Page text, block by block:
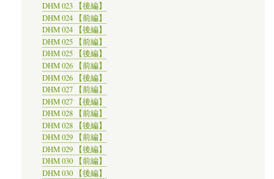
DHM 023 【後編】
DHM 024 【前編】
DHM 024 【後編】
DHM 025 【前編】
DHM 025 【後編】
DHM 026 【前編】
DHM 026 【後編】
DHM 027 【前編】
DHM 027 【後編】
DHM 028 【前編】
DHM 028 【後編】
DHM 029 【前編】
DHM 029 【後編】
DHM 030 【前編】
DHM 030 【後編】